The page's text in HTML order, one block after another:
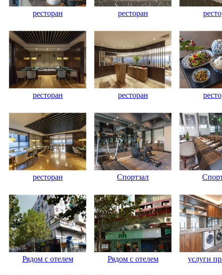
ресторан ресторан
ресторан ресторан
ресторан Спортзал
Рядом с отелем Рядом с отелем услуги